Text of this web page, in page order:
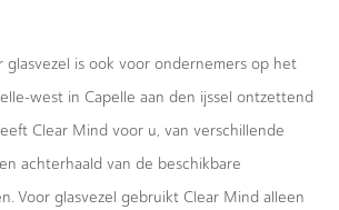
glasvezel is ook voor ondernemers op het
west in Capelle aan den ijssel ontzettend
Clear Mind voor u, van verschillende
achterhaald van de beschikbare
Voor glasvezel gebruikt Clear Mind alleen